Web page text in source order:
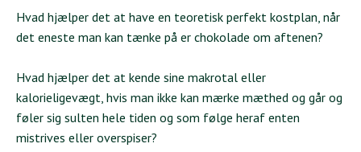
Hvad hjælper det at have en teoretisk perfekt kostplan, når
det eneste man kan tænke på er chokolade om aftenen?
Hvad hjælper det at kende sine makrotal eller
kalorieligevægt, hvis man ikke kan mærke mæthed og går og
føler sig sulten hele tiden og som følge heraf enten
mistrives eller overspiser?